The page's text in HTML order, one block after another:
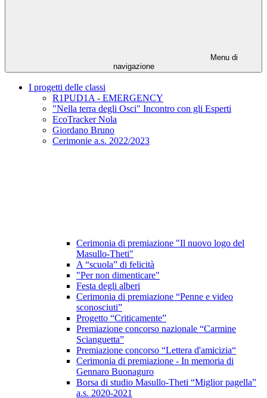
Menu di
navigazione
I progetti delle classi
R1PUD1A - EMERGENCY
"Nella terra degli Osci" Incontro con gli Esperti
EcoTracker Nola
Giordano Bruno
Cerimonie a.s. 2022/2023
Cerimonia di premiazione "Il nuovo logo del
Masullo-Theti"
A “scuola” di felicità
"Per non dimenticare"
Festa degli alberi
Cerimonia di premiazione “Penne e video
sconosciuti”
Progetto “Criticamente”
Premiazione concorso nazionale “Carmine
Scianguetta”
Premiazione concorso “Lettera d'amicizia“
Cerimonia di premiazione - In memoria di
Gennaro Buonaguro
Borsa di studio Masullo-Theti “Miglior pagella”
a.s. 2020-2021